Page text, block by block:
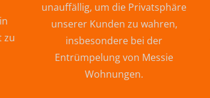
zu
unauffällig, um die Privatsphäre
unserer Kunden zu wahren,
insbesondere bei der
Entrümpelung von Messie
Wohnungen.